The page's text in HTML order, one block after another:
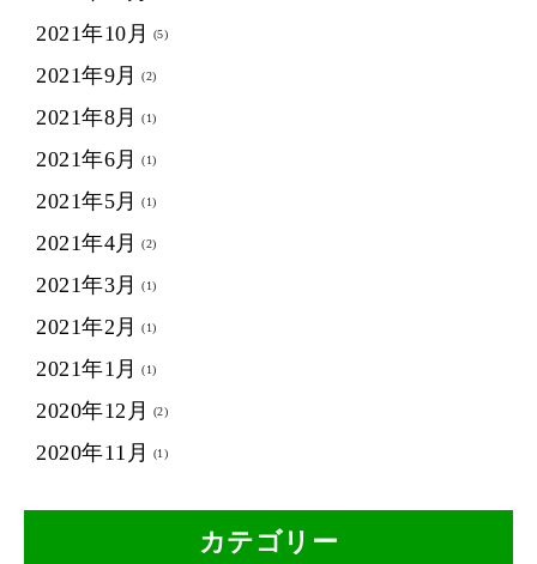
2021年10月 (5)
2021年9月 (2)
2021年8月 (1)
2021年6月 (1)
2021年5月 (1)
2021年4月 (2)
2021年3月 (1)
2021年2月 (1)
2021年1月 (1)
2020年12月 (2)
2020年11月 (1)
カテゴリー